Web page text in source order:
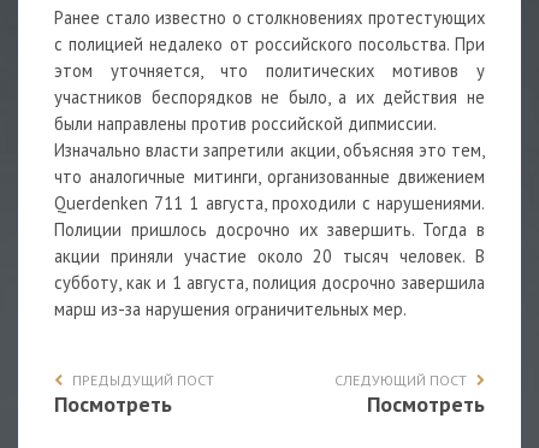
Ранее стало известно о столкновениях протестующих
с полицией недалеко от российского посольства. При
этом уточняется, что политических мотивов у
участников беспорядков не было, а их действия не
были направлены против российской дипмиссии.
Изначально власти запретили акции, объясняя это тем,
что аналогичные митинги, организованные движением
Querdenken 711 1 августа, проходили с нарушениями.
Полиции пришлось досрочно их завершить. Тогда в
акции приняли участие около 20 тысяч человек. В
субботу, как и 1 августа, полиция досрочно завершила
марш из-за нарушения ограничительных мер.
ПРЕДЫДУЩИЙ ПОСТ
Посмотреть
СЛЕДУЮЩИЙ ПОСТ
Посмотреть